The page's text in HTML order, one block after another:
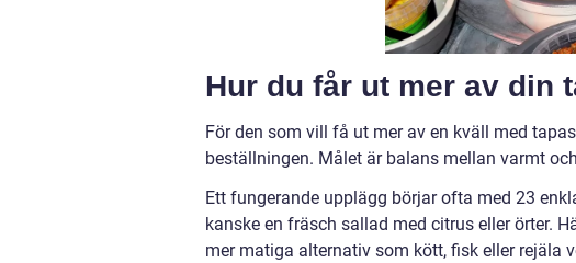
Hur du får ut mer av din
För den som vill få ut mer av en kväll med
beställningen. Målet är balans mellan varmt
Ett fungerande upplägg börjar ofta med 23
kanske en fräsch sallad med citrus eller örter.
mer matiga alternativ som kött, fisk eller rejäla